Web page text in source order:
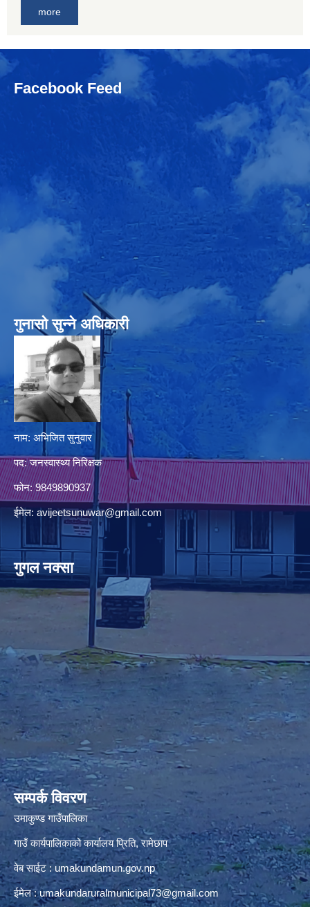
more
Facebook Feed
गुनासो सुन्‍ने अधिकारी
नाम: अभिजित सुनुवार
पद: जनस्वास्थ्य निरिक्षक
फोन: 9849890937
ईमेल: avijeetsunuwar@gmail.com
गुगल नक्सा
premium bootstrap themes
सम्पर्क विवरण
उमाकुण्ड गाउँपालिका
गाउँ कार्यपालिकाको कार्यालय प्रिति, रामेछाप
वेब साईट : umakundamun.gov.np
ईमेल :umakundaruralmunicipal73@gmail.com